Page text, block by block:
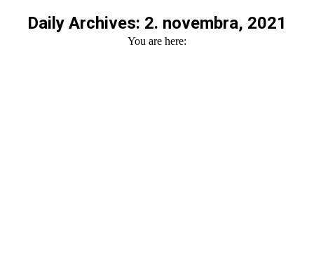
Daily Archives: 2. novembra, 2021
You are here: